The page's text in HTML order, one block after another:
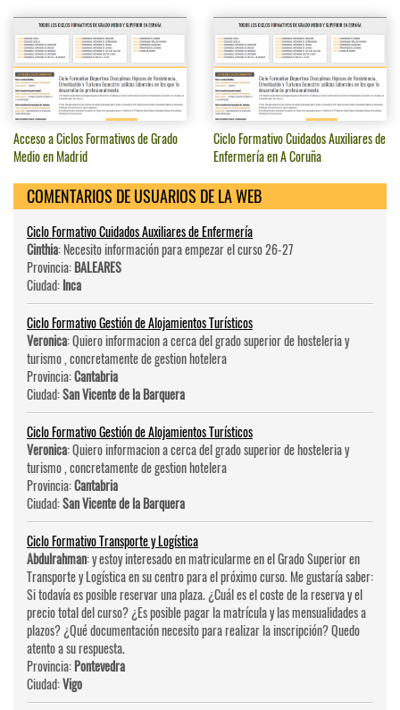
Acceso a Ciclos Formativos de Grado
Medio en Madrid
Ciclo Formativo Cuidados Auxiliares de
Enfermería en A Coruña
COMENTARIOS DE USUARIOS DE LA WEB
Ciclo Formativo Cuidados Auxiliares de Enfermería
Cinthia: Necesito información para empezar el curso 26-27
Provincia:BALEARES
Ciudad:Inca
Ciclo Formativo Gestión de Alojamientos Turísticos
Veronica: Quiero informacion a cerca del grado superior de hosteleri­a y
turismo , concretamente de gestion hotelera
Provincia:Cantabria
Ciudad:San Vicente de la Barquera
Ciclo Formativo Gestión de Alojamientos Turísticos
Veronica: Quiero informacion a cerca del grado superior de hosteleri­a y
turismo , concretamente de gestion hotelera
Provincia:Cantabria
Ciudad:San Vicente de la Barquera
Ciclo Formativo Transporte y Logística
Abdulrahman: y estoy interesado en matricularme en el Grado Superior en
Transporte y Logística en su centro para el próximo curso. Me gustaría saber:
Si todavía es posible reservar una plaza. ¿Cuál es el coste de la reserva y el
precio total del curso? ¿Es posible pagar la matrícula y las mensualidades a
plazos? ¿Qué documentación necesito para realizar la inscripción? Quedo
atento a su respuesta.
Provincia:Pontevedra
Ciudad:Vigo